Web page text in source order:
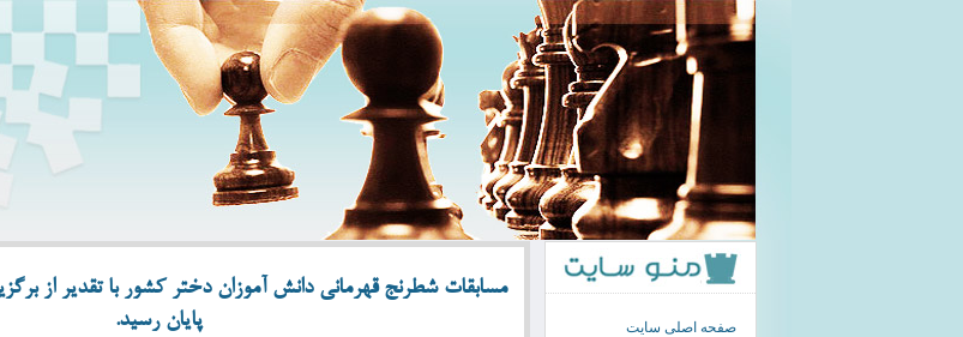
صفحه اصلی سایت
مسابقات شطرنج قهرمانی دانش آموزان دختر کشور با تقدیر از
پایان رسید.